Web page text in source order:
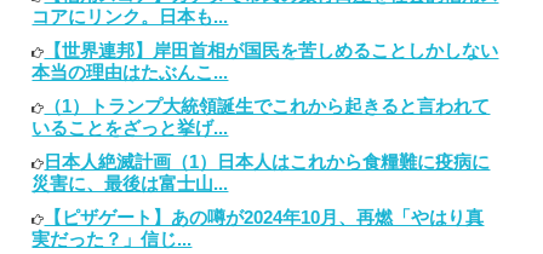
コアにリンク。日本も...
【世界連邦】岸田首相が国民を苦しめることしかしない
本当の理由はたぶんこ...
（1）トランプ大統領誕生でこれから起きると言われて
いることをざっと挙げ...
日本人絶滅計画（1）日本人はこれから食糧難に疫病に
災害に、最後は富士山...
【ピザゲート】あの噂が2024年10月、再燃「やはり真
実だった？」信じ...